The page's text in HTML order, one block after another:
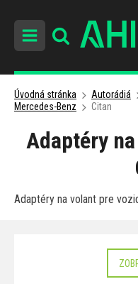
Úvodná stránka Autorádiá
Mercedes-Benz
Citan
Adaptéry
Adaptéry na volant pre